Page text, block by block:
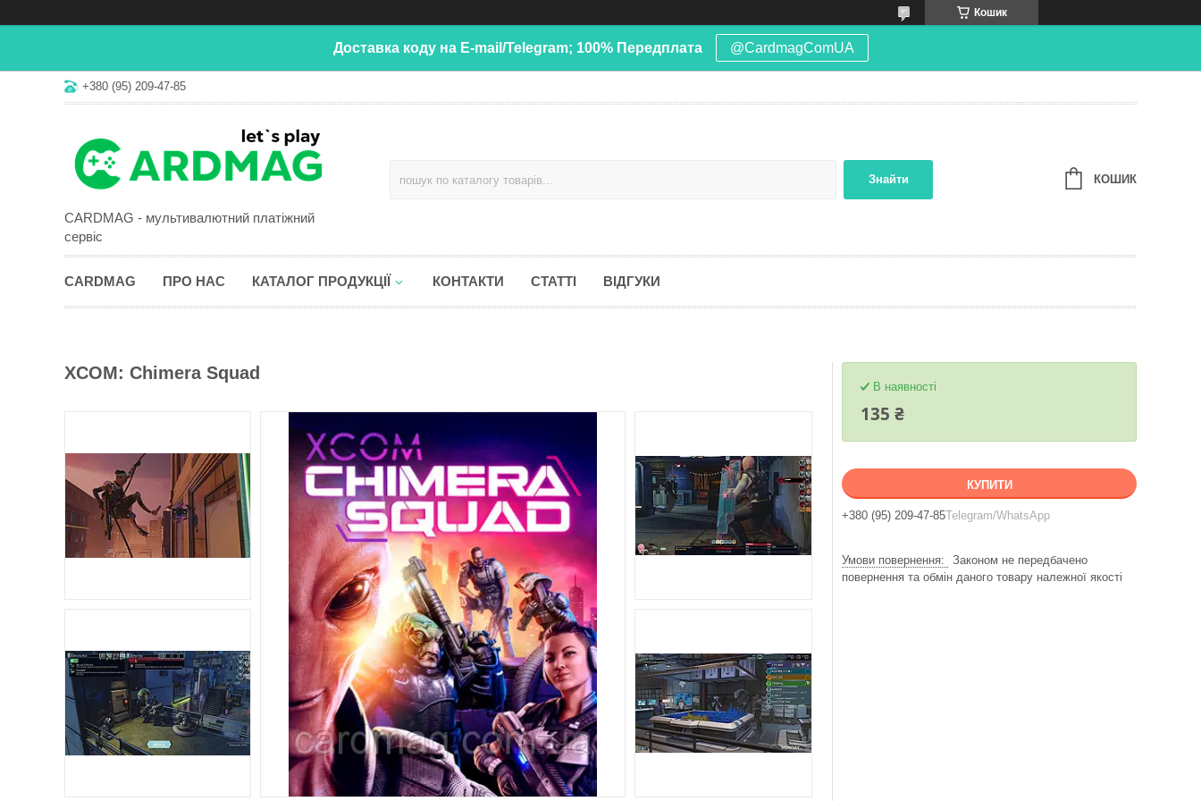
Кошик
Доставка коду на E-mail/Telegram; 100% Передплата @CardmagComUA
+380 (95) 209-47-85
CARDMAG - мультивалютний платіжний
сервіс
Знайти КОШИК
CARDMAG ПРО НАС КАТАЛОГ ПРОДУКЦІЇ КОНТАКТИ СТАТТІ ВІДГУКИ
XCOM: Chimera Squad
В наявності
135 ₴
КУПИТИ
+380 (95) 209-47-85Telegram/WhatsApp
Законом не передбачено
повернення та обмін даного товару належної якості